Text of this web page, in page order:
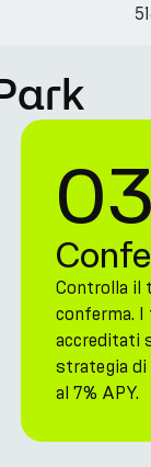
03
Controlla il
conferma. I
accreditati
strategia di
al 7% APY.